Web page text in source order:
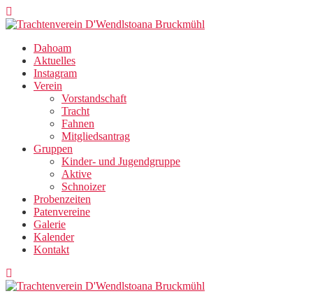
Zum
Inhalt
Dahoam
Aktuelles
Instagram
Verein
Vorstandschaft
Tracht
Fahnen
Mitgliedsantrag
Gruppen
Kinder- und Jugendgruppe
Aktive
Schnoizer
Probenzeiten
Patenvereine
Galerie
Kalender
Kontakt